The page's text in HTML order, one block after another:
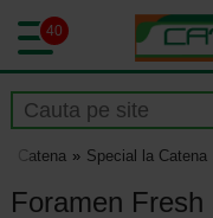
40
Catena Special la Catena
Foramen